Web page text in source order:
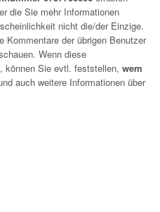
die Sie mehr Informationen
nicht die/der Einzige.
der übrigen Benutzer
Wenn diese
können Sie evtl. feststellen, wem
auch weitere Informationen über